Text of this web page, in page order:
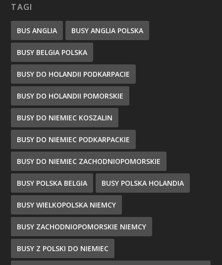
TAGI
BUS ANGLIA BUSY ANGLIA POLSKA
BUSY BELGIA POLSKA
BUSY DO HOLANDII PODKARPACIE
BUSY DO HOLANDII POMORSKIE
BUSY DO NIEMIEC KOSZALIN
BUSY DO NIEMIEC PODKARPACKIE
BUSY DO NIEMIEC ZACHODNIOPOMORSKIE
BUSY POLSKA BELGIA BUSY POLSKA HOLANDIA
BUSY WIELKOPOLSKA NIEMCY
BUSY ZACHODNIOPOMORSKIE NIEMCY
BUSY Z POLSKI DO NIEMIEC